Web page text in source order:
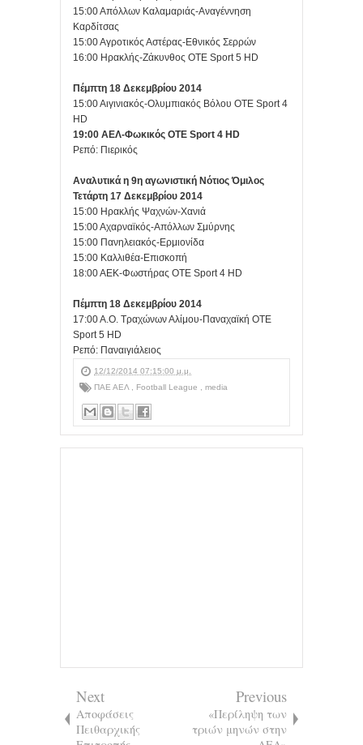
15:00 Απόλλων Καλαμαριάς-Αναγέννηση
Καρδίτσας
15:00 Αγροτικός Αστέρας-Εθνικός Σερρών
16:00 Ηρακλής-Ζάκυνθος OTE Sport 5 HD
Πέμπτη 18 Δεκεμβρίου 2014
15:00 Αιγινιακός-Ολυμπιακός Βόλου OTE Sport 4
HD
19:00 ΑΕΛ-Φωκικός OTE Sport 4 HD
Ρεπό: Πιερικός
Αναλυτικά η 9η αγωνιστική Νότιος Όμιλος
Τετάρτη 17 Δεκεμβρίου 2014
15:00 Ηρακλής Ψαχνών-Χανιά
15:00 Αχαρναϊκός-Απόλλων Σμύρνης
15:00 Πανηλειακός-Ερμιονίδα
15:00 Καλλιθέα-Επισκοπή
18:00 ΑΕΚ-Φωστήρας OTE Sport 4 HD
Πέμπτη 18 Δεκεμβρίου 2014
17:00 Α.Ο. Τραχώνων Αλίμου-Παναχαϊκή OTE
Sport 5 HD
Ρεπό: Παναιγιάλειος
12/12/2014 07:15:00 μ.μ.
ΠΑΕ ΑΕΛ , Football League , media
Next
Αποφάσεις
Πειθαρχικής
Previous
«Περίληψη των
τριών μηνών στην